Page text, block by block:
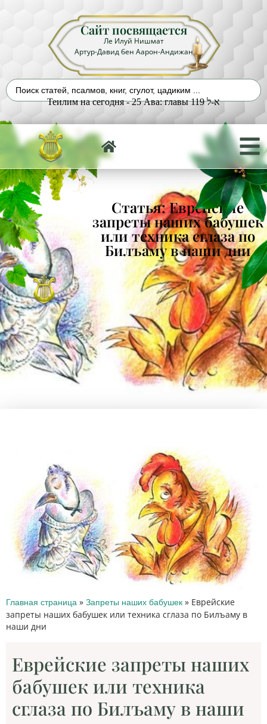
Сайт посвящается
Ле Илуй Нишмат
Артур-Давид бен Аарон-Андижан
Теилим на сегодня - 25 Ава: главы 119 א-ל
Статья: Еврейские
запреты наших бабушек
или техника сглаза по
Билъаму в наши дни
Главная страница » Запреты наших бабушек » Еврейские
запреты наших бабушек или техника сглаза по Билъаму в
наши дни
Еврейские запреты наших
бабушек или техника
сглаза по Билъаму в наши